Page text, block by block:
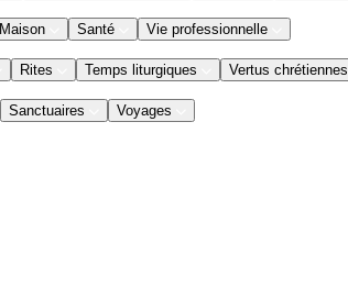
Maison Santé Vie professionnelle
Rites Temps liturgiques Vertus chrétiennes
Sanctuaires Voyages